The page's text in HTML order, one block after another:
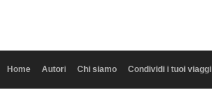
Home Autori Chi siamo Condividi i tuoi viaggi